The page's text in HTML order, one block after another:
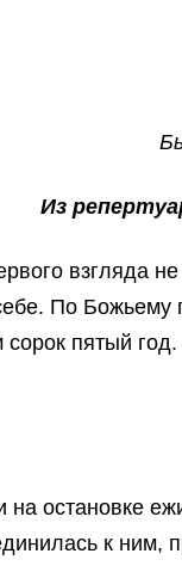
Из
взгляда
По
пятый год.
остановке
к ним,